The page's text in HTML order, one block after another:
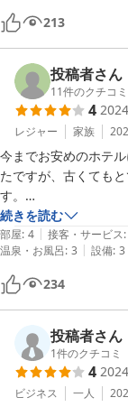
213
投稿者さん
11件のクチコミ
4
レジャー 家族
今までお安めのホテ
たですが、古くても
す。
お安めホテルでお風
続きを読む
部屋: 4 | 接客・サービス:
温泉・お風呂: 3 | 設備: 3
234
投稿者さん
1件のクチコミ
4
ビジネス 一人